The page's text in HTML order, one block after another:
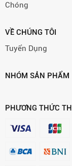
Chóng
VỀ CHÚNG TÔI
Tuyển Dụng
NHÓM SẢN PHẨM
PHƯƠNG THỨC